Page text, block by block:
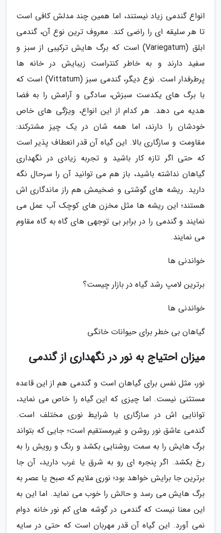
انواع گندمی زیاد نیستند، اما همین چند مدلش کافی است
تا هر سلیقه ای را راضی کند. معروف ترین نوع آن، گندمی
ابلق (Variegatum) است که برگ هایش ترکیبی از سبز و
سفید دارند و به خاطر کنتراست زیبایش در خانه ها
پرطرفدار است. نوع دیگر، گندمی سبز (Vittatum) است که
با برگ های یکدست سبزش، سادگی و آرامش را به فضا
هدیه می دهد. هر کدام از این انواع، ویژگی های خاص
خودشان را دارند، اما همه شان در یک چیز مشترکند:
مقاومت و سازگاری بالا. این گیاه آن قدر انعطاف پذیر است
که حتی اگر تازه کار باشید و تجربه زیادی در نگهداری
گیاهان نداشته باشید، باز هم می توانید آن را سرحال نگه
دارید. ریشه های گوشتی و ضخیمش هم راز ماندگاری اش
هستند؛ این ریشه ها مثل مخزن های کوچک آب عمل می
نمایند و گندمی را در برابر بی توجهی های گاه به گاه مقاوم
می نمایند.
خواندنی ها
برترین لامپ رشد گیاه در بازار چیست؟
خواندنی ها
گیاهان بی خطر برای حیوانات خانگی
میزان احتیاج به نور در نگهداری از گندمی
نور، مثل نفس برای گیاهان است و گندمی هم از این قاعده
مستثنی نیست. اما چیزی که این گیاه را خاص می نماید،
توانایی اش در سازگاری با شرایط نوری مختلف است.
گندمی عاشق نور روشن و غیرمستقیم است؛ جایی که بتواند
برگ هایش را به سمت روشنایی بکشد و رنگ و رویش را به
رخ بکشد. اگر پنجره ای رو به شرق یا غرب دارید، آن جا
برترین جا برایش خواهد بود؛ نوری ملایم که صبح یا عصر به
برگ هایش می رسد و حالش را خوب می نماید. اما این به
این معنا نیست که گندمی در گوشه های کم نور خانه دوام
نمی آورد. این گیاه آن قدر مهربان است که حتی در سایه